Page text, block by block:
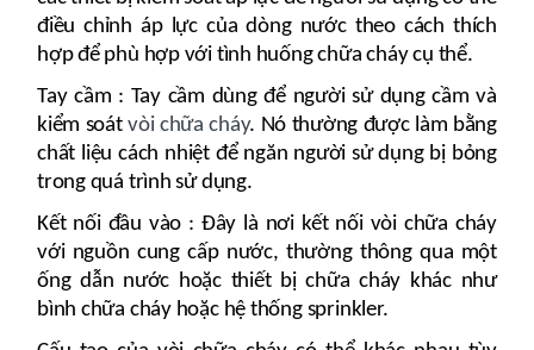
điều chỉnh áp lực của dòng nước theo cách thích
hợp để phù hợp với tình huống chữa cháy cụ thể.
Tay cầm : Tay cầm dùng để người sử dụng cầm và
kiểm soátvòi chữa cháy. Nó thường được làm bằng
chất liệu cách nhiệt để ngăn người sử dụng bị bỏng
trong quá trình sử dụng.
Kết nối đầu vào : Đây là nơi kết nối vòi chữa cháy
với nguồn cung cấp nước, thường thông qua một
ống dẫn nước hoặc thiết bị chữa cháy khác như
bình chữa cháy hoặc hệ thống sprinkler.